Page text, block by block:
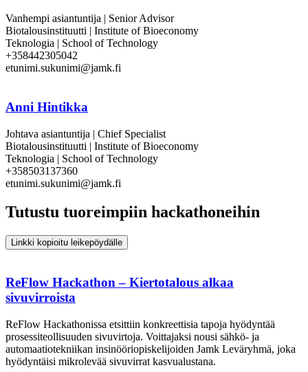
Vanhempi asiantuntija | Senior Advisor
Biotalousinstituutti | Institute of Bioeconomy
Teknologia | School of Technology
+358442305042
etunimi.sukunimi@jamk.fi
Anni Hintikka
Johtava asiantuntija | Chief Specialist
Biotalousinstituutti | Institute of Bioeconomy
Teknologia | School of Technology
+358503137360
etunimi.sukunimi@jamk.fi
Tutustu tuoreimpiin hackathoneihin
Linkki kopioitu leikepöydälle
ReFlow Hackathon – Kiertotalous alkaa
sivuvirroista
ReFlow Hackathonissa etsittiin konkreettisia tapoja hyödyntää
prosessiteollisuuden sivuvirtoja. Voittajaksi nousi sähkö- ja
automaatiotekniikan insinööriopiskelijoiden Jamk Leväryhmä, joka
hyödyntäisi mikrolevää sivuvirrat kasvualustana.